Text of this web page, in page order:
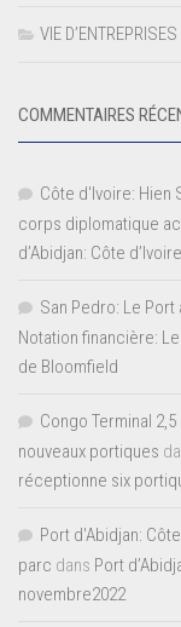
VIE D’ENTREPRISES
COMMENTAIRES
Côte d'Ivoire: Hien
corps diplomatique
d’Abidjan: Côte
San Pedro: Le
Notation financière:
de Bloomfield
Congo Terminal
nouveaux portiques
réceptionne six
Port d'Abidjan:
parc dans Port
novembre2022